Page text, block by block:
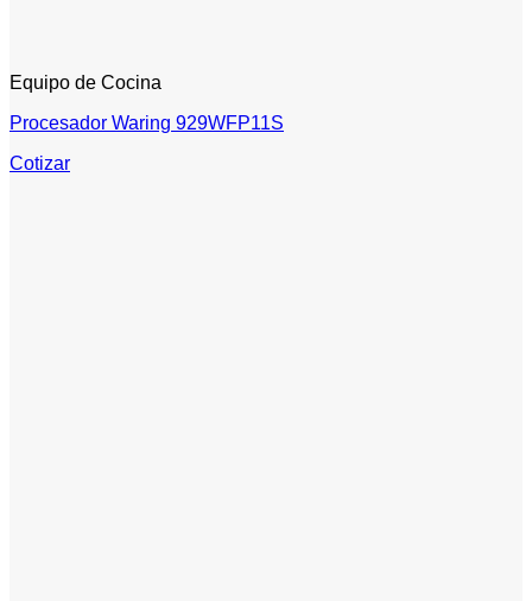
Equipo de Cocina
Procesador Waring 929WFP11S
Cotizar